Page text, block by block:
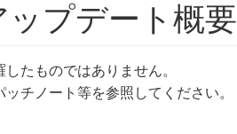
プデート概要
たものではありません。
チノート等を参照してください。